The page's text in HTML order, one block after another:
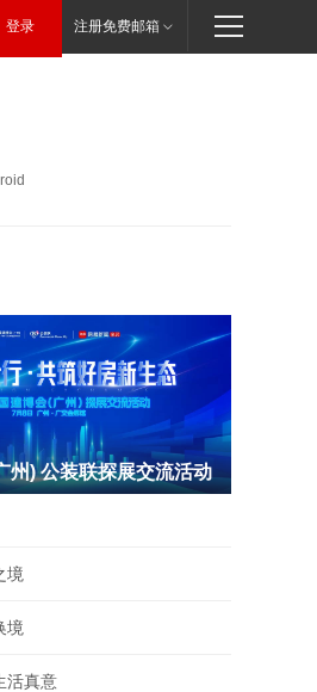
登录 注册免费邮箱
州) 公装联探展交流活动
境
境
活真意